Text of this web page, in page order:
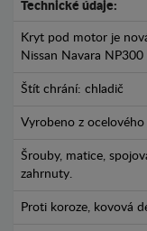
Technické údaje:
Kryt pod motor je
Nissan Navara
Štít chrání: chladič
Vyrobeno z
Šrouby, matice,
zahrnuty.
Proti koroze, kovová